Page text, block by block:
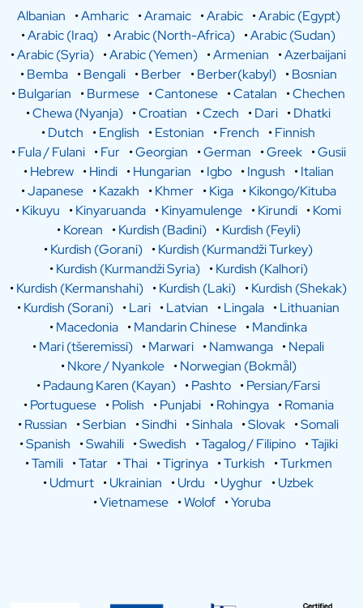
Albanian
•Amharic •Aramaic •Arabic •Arabic (Egypt)
•Arabic (Iraq) •Arabic (North-Africa) •Arabic (Sudan)
•Arabic (Syria) •Arabic (Yemen) •Armenian •Azerbaijani
•Bemba •Bengali •Berber •Berber(kabyl) •Bosnian
•Bulgarian •Burmese •Cantonese •Catalan •Chechen
•Chewa (Nyanja) •Croatian •Czech •Dari •Dhatki
•Dutch •English •Estonian •French •Finnish
•Fula / Fulani •Fur •Georgian •German •Greek •Gusii
•Hebrew •Hindi •Hungarian •Igbo •Ingush •Italian
•Japanese •Kazakh •Khmer •Kiga •Kikongo/Kituba
•Kikuyu •Kinyaruanda •Kinyamulenge •Kirundi •Komi
•Korean •Kurdish (Badini) •Kurdish (Feyli)
•Kurdish (Gorani) •Kurdish (Kurmandži Turkey)
•Kurdish (Kurmandži Syria) •Kurdish (Kalhori)
•Kurdish (Kermanshahi) •Kurdish (Laki) •Kurdish (Shekak)
•Kurdish (Sorani) •Lari •Latvian •Lingala •Lithuanian
•Macedonia •Mandarin Chinese •Mandinka
•Mari (tšeremissi) •Marwari •Namwanga •Nepali
•Nkore / Nyankole •Norwegian (Bokmål)
•Padaung Karen (Kayan) •Pashto •Persian/Farsi
•Portuguese •Polish •Punjabi •Rohingya •Romania
•Russian •Serbian •Sindhi •Sinhala •Slovak •Somali
•Spanish •Swahili •Swedish •Tagalog / Filipino •Tajiki
•Tamili •Tatar •Thai •Tigrinya •Turkish •Turkmen
•Udmurt •Ukrainian •Urdu •Uyghur •Uzbek
•Vietnamese •Wolof •Yoruba